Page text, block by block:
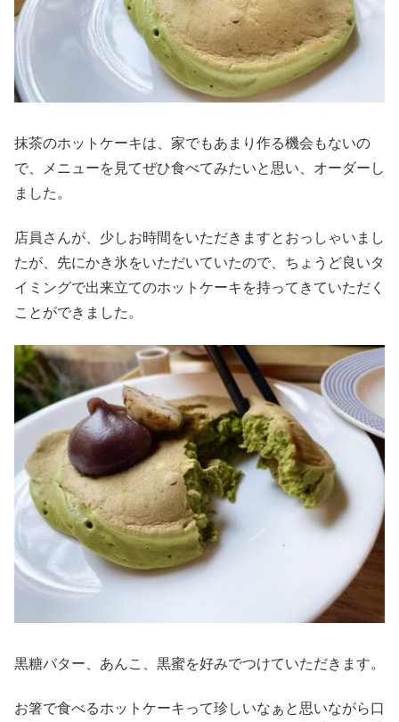
抹茶のホットケーキは、家でもあまり作る機会もないの
で、メニューを見てぜひ食べてみたいと思い、オーダーし
ました。
店員さんが、少しお時間をいただきますとおっしゃいまし
たが、先にかき氷をいただいていたので、ちょうど良いタ
イミングで出来立てのホットケーキを持ってきていただく
ことができました。
黒糖バター、あんこ、黒蜜を好みでつけていただきます。
お箸で食べるホットケーキって珍しいなぁと思いながら口